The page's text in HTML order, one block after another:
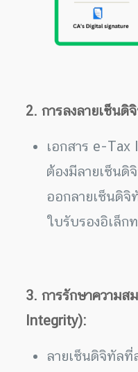
2. การลงลายเซ็นดิ
เอกสาร e-Tax
ต้องมีลายเซ็นดิ
ออกลายเซ็นดิจิ
ใบรับรองอิเล็ก
3. การรักษาความ
Integrity):
ลายเซ็นดิจิทัลที่